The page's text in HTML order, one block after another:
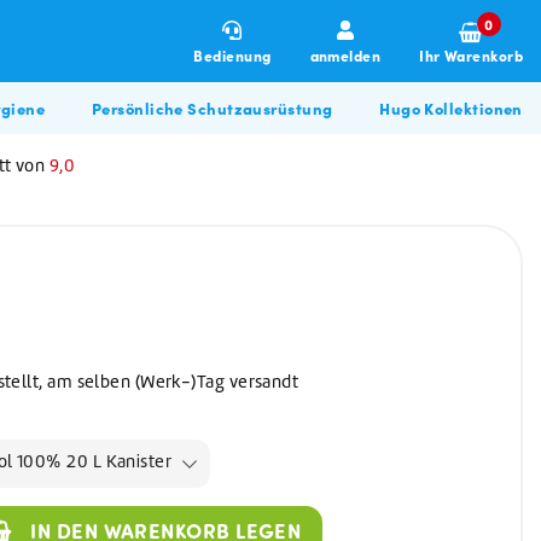
Bedienung anmelden
0
Ihr Warenkorb
Bau & Renovierung
Allzweckreiniger
Desinfektionsmittel
Persönliche Schutzausrüstung Hugo Kollektionen
von 9,0
am selben (Werk-)Tag versandt
100% 20 L Kanister
IN DEN WARENKORB LEGEN